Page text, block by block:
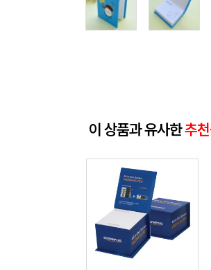
이 상품과 유사한추